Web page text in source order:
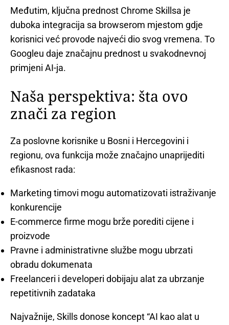
Međutim, ključna prednost Chrome Skillsa je
duboka integracija sa browserom mjestom gdje
korisnici već provode najveći dio svog vremena. To
Googleu daje značajnu prednost u svakodnevnoj
primjeni AI-ja.
Naša perspektiva: šta ovo
znači za region
Za poslovne korisnike u Bosni i Hercegovini i
regionu, ova funkcija može značajno unaprijediti
efikasnost rada:
Marketing timovi mogu automatizovati istraživanje
konkurencije
E-commerce firme mogu brže porediti cijene i
proizvode
Pravne i administrativne službe mogu ubrzati
obradu dokumenata
Freelanceri i developeri dobijaju alat za ubrzanje
repetitivnih zadataka
Najvažnije, Skills donose koncept “AI kao alat u